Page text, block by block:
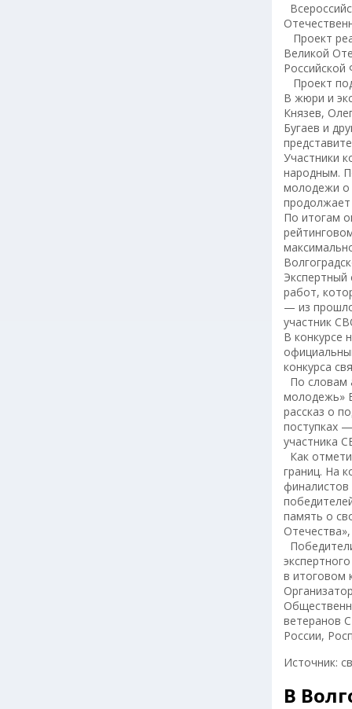
Проект
Великой
Российской
Проект
В жюри и
Князев,
Бугаев и
Участники
народным.
молодежи о
По итогам
Экспертный
работ,
— из
участник
В конкурсе
конкурса
По словам
молодежь»
рассказ о
поступках
участника
Как
границ. На
память о
в итоговом
ветеранов
России,
Источник:
В